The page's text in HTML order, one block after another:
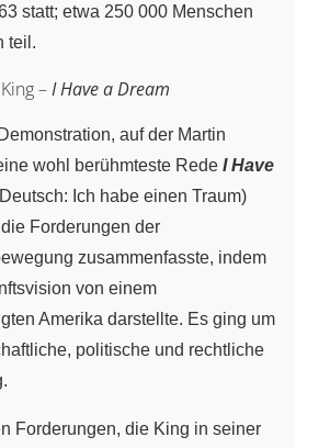
statt; etwa 250 000 Menschen
teil.
–I Have a Dream
auf der Martin
wohl berühmteste Rede I Have
Ich habe einen Traum)
Forderungen der
zusammenfasste, indem
von einem
Amerika darstellte. Es ging um
politische und rechtliche
Forderungen, die King in seiner